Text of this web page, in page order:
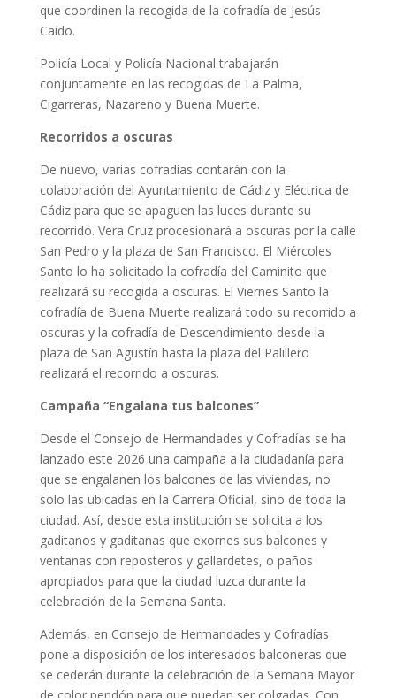
que coordinen la recogida de la cofradía de Jesús
Caído.
Policía Local y Policía Nacional trabajarán
conjuntamente en las recogidas de La Palma,
Cigarreras, Nazareno y Buena Muerte.
Recorridos a oscuras
De nuevo, varias cofradías contarán con la
colaboración del Ayuntamiento de Cádiz y Eléctrica de
Cádiz para que se apaguen las luces durante su
recorrido. Vera Cruz procesionará a oscuras por la calle
San Pedro y la plaza de San Francisco. El Miércoles
Santo lo ha solicitado la cofradía del Caminito que
realizará su recogida a oscuras. El Viernes Santo la
cofradía de Buena Muerte realizará todo su recorrido a
oscuras y la cofradía de Descendimiento desde la
plaza de San Agustín hasta la plaza del Palillero
realizará el recorrido a oscuras.
Campaña “Engalana tus balcones”
Desde el Consejo de Hermandades y Cofradías se ha
lanzado este 2026 una campaña a la ciudadanía para
que se engalanen los balcones de las viviendas, no
solo las ubicadas en la Carrera Oficial, sino de toda la
ciudad. Así, desde esta institución se solicita a los
gaditanos y gaditanas que exornes sus balcones y
ventanas con reposteros y gallardetes, o paños
apropiados para que la ciudad luzca durante la
celebración de la Semana Santa.
Además, en Consejo de Hermandades y Cofradías
pone a disposición de los interesados balconeras que
se cederán durante la celebración de la Semana Mayor